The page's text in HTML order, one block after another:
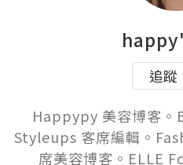
追蹤
Happypy 美容博客
Styleups 客席編輯。
席美容博客。ELLE